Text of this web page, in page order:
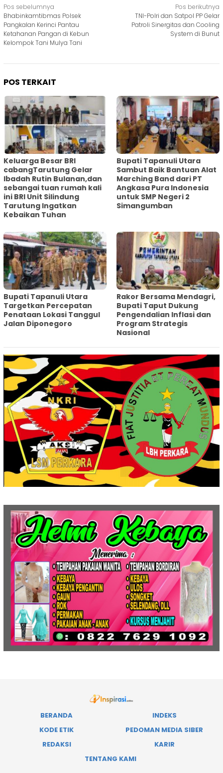
Navigasi
pos
Pos sebelumnya
Bhabinkamtibmas Polsek
Pangkalan Kerinci Pantau
Ketahanan Pangan di Kebun
Kelompok Tani Mulya Tani
Pos berikutnya
TNI-Polri dan Satpol PP Gelar
Patroli Sinergitas dan Cooling
System di Bunut
POS TERKAIT
Keluarga Besar BRI
cabangTarutung Gelar
Ibadah Rutin Bulanan,dan
sebangai tuan rumah kali
ini BRI Unit Silindung
Tarutung Ingatkan
Kebaikan Tuhan
Bupati Tapanuli Utara
Sambut Baik Bantuan Alat
Marching Band dari PT
Angkasa Pura Indonesia
untuk SMP Negeri 2
Simangumban
‎Bupati Tapanuli Utara
Targetkan Percepatan
Penataan Lokasi Tanggul
Jalan Diponegoro
Rakor Bersama Mendagri,
Bupati Taput Dukung
Pengendalian Inflasi dan
Program Strategis
Nasional‎
BERANDA
INDEKS
KODE ETIK
PEDOMAN MEDIA SIBER
REDAKSI
KARIR
TENTANG KAMI